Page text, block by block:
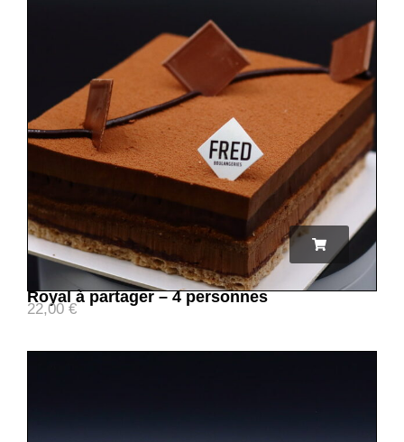
Royal à partager – 4 personnes
22,00 €